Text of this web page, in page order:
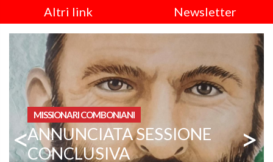
Altri link
Newsletter
< MISSIONARI COMBONIANI >